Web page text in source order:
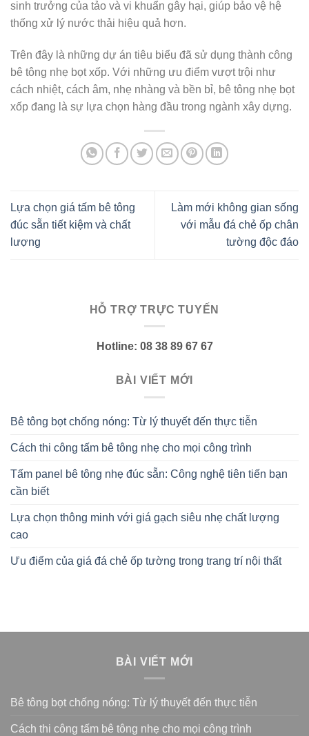
sinh trưởng của tảo và vi khuẩn gây hại, giúp bảo vệ hệ
thống xử lý nước thải hiệu quả hơn.
Trên đây là những dự án tiêu biểu đã sử dụng thành công
bê tông nhẹ bọt xốp. Với những ưu điểm vượt trội như
cách nhiệt, cách âm, nhẹ nhàng và bền bỉ, bê tông nhẹ bọt
xốp đang là sự lựa chọn hàng đầu trong ngành xây dựng.
Lựa chọn giá tấm bê tông
đúc sẵn tiết kiệm và chất
lượng
Làm mới không gian sống
với mẫu đá chẻ ốp chân
tường độc đáo
HỖ TRỢ TRỰC TUYẾN
Hotline: 08 38 89 67 67
BÀI VIẾT MỚI
Bê tông bọt chống nóng: Từ lý thuyết đến thực tiễn
Cách thi công tấm bê tông nhẹ cho mọi công trình
Tấm panel bê tông nhẹ đúc sẵn: Công nghệ tiên tiến bạn
cần biết
Lựa chọn thông minh với giá gạch siêu nhẹ chất lượng
cao
Ưu điểm của giá đá chẻ ốp tường trong trang trí nội thất
BÀI VIẾT MỚI
Bê tông bọt chống nóng: Từ lý thuyết đến thực tiễn
Cách thi công tấm bê tông nhẹ cho mọi công trình